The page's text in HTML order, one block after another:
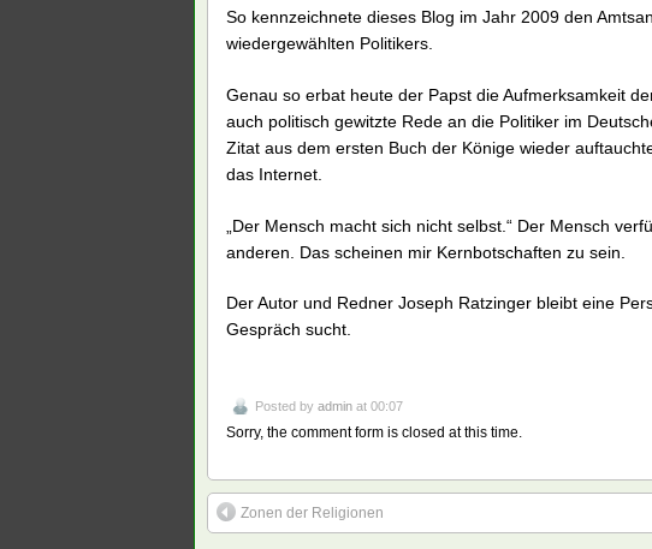
So kennzeichnete dieses Blog im Jahr 2009 den
wiedergewählten Politikers.
Genau so erbat heute der Papst die Aufmerksamkeit
auch politisch gewitzte Rede an die Politiker im
Zitat aus dem ersten Buch der Könige wieder
das Internet.
„Der Mensch macht sich nicht selbst.“ Der Mensch
anderen. Das scheinen mir Kernbotschaften zu sein.
Der Autor und Redner Joseph Ratzinger bleibt eine
Gespräch sucht.
Posted by admin at 00:07
Sorry, the comment form is closed at this time.
Zonen der Religionen